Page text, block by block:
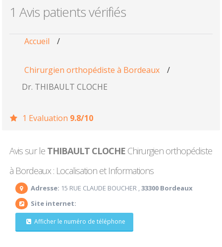
1 Avis patients vérifiés
Accueil /
Chirurgien orthopédiste à Bordeaux
/
Dr. THIBAULT CLOCHE
1 Evaluation 9.8/10
Avis sur le THIBAULT CLOCHE Chirurgien orthopédiste
à Bordeaux : Localisation et Informations
Adresse: 15 RUE CLAUDE BOUCHER ,33300 Bordeaux
Site internet:
Afficher le numéro de téléphone